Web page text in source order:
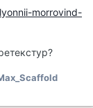
morrovind-